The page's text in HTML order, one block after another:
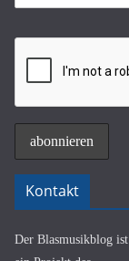
Kontakt
Der Blasmusikblog ist